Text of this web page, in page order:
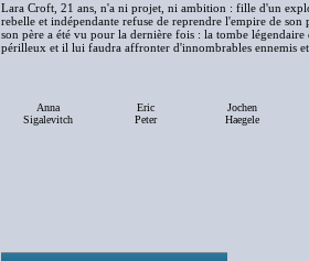
Lara Croft, 21 ans, n'a ni projet, ni ambition : fille d'un
rebelle et indépendante refuse de reprendre l'empire de
son père a été vu pour la dernière fois : la tombe
périlleux et il lui faudra affronter d'innombrables ennemis
Anna
Sigalevitch
Eric
Peter
Jochen
Haegele